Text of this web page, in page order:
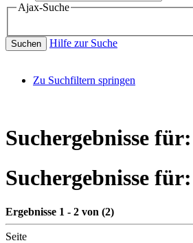
Ajax-Suche
Suchen Hilfe zur Suche
Zu Suchfiltern springen
Suchergebnisse
Suchergebnisse für:
Ergebnisse 1 - 2 von (2)
Seite